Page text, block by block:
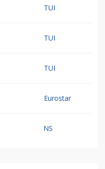
TUI
TUI
TUI
Eurostar
NS